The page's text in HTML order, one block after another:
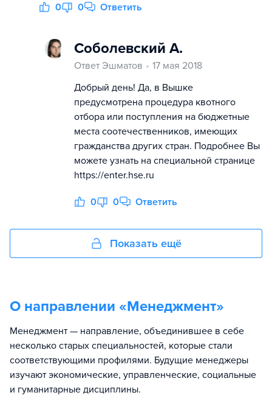
0 0 Ответить
Соболевский А.
Ответ Эшматов
17 мая 2018
Добрый день! Да, в Вышке
предусмотрена процедура квотного
отбора или поступления на бюджетные
места соотечественников, имеющих
гражданства других стран. Подробнее Вы
можете узнать на специальной странице
https://enter.hse.ru
0 0 Ответить
Показать ещё
О направлении «Менеджмент»
Менеджмент — направление, объединившее в себе
несколько старых специальностей, которые стали
соответствующими профилями. Будущие менеджеры
изучают экономические, управленческие, социальные
и гуманитарные дисциплины.